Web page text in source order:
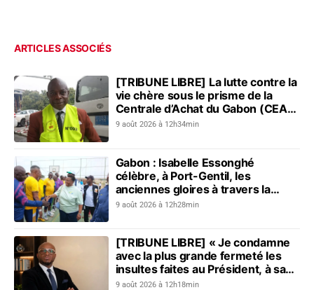
ARTICLES ASSOCIÉS
[TRIBUNE LIBRE] La lutte contre la
vie chère sous le prisme de la
Centrale d’Achat du Gabon (CEAG)
: le constat du Réseau pour...
9 août 2026 à 12h34min
Gabon : Isabelle Essonghé
célèbre, à Port-Gentil, les
anciennes gloires à travers la
première édition du Tournoi des
9 août 2026 à 12h28min
[TRIBUNE LIBRE] « Je condamne
avec la plus grande fermeté les
insultes faites au Président, à sa
mère, à son épouse et au peuple
9 août 2026 à 12h18min